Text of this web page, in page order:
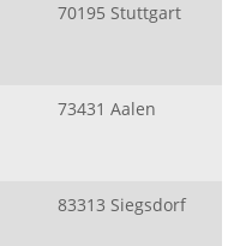
70195 Stuttgart
73431 Aalen
83313 Siegsdorf